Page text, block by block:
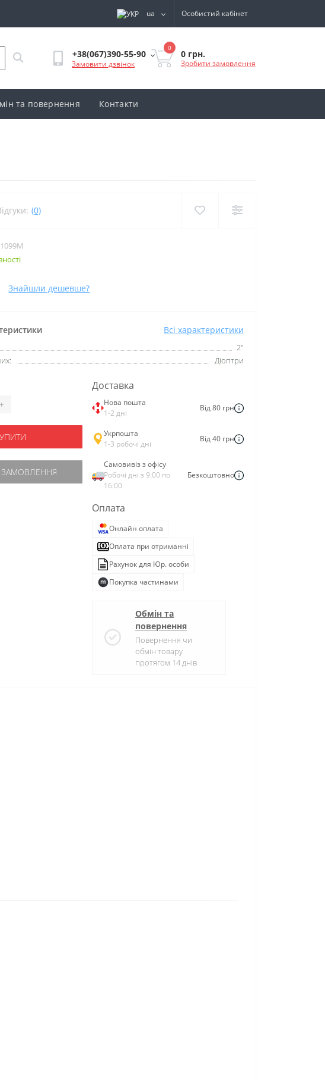
ua Особистий кабінет
+38(067)390-55-90
Замовити дзвінок
0
0 грн.
Зробити замовлення
та повернення Контакти
(0)
Знайшли дешевше?
Всі характеристики
2"
Діоптри
+
Доставка
Нова пошта
1-2 дні
Від 80 грн
Укрпошта
1-3 робочі дні
Від 40 грн
Самовивіз з офісу
Робочі дні з 9:00 по
16:00
Безкоштовно
Оплата
Онлайн оплата
Оплата при отриманні
Рахунок для Юр. особи
Покупка частинами
Обмін та
повернення
Повернення чи
обмін товару
протягом 14 днів